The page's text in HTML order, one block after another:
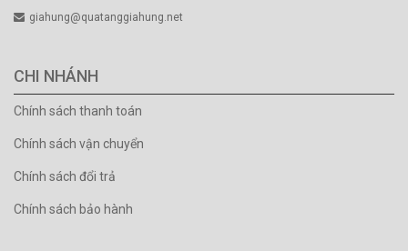
giahung@quatanggiahung.net
CHI NHÁNH
Chính sách thanh toán
Chính sách vận chuyển
Chính sách đổi trả
Chính sách bảo hành